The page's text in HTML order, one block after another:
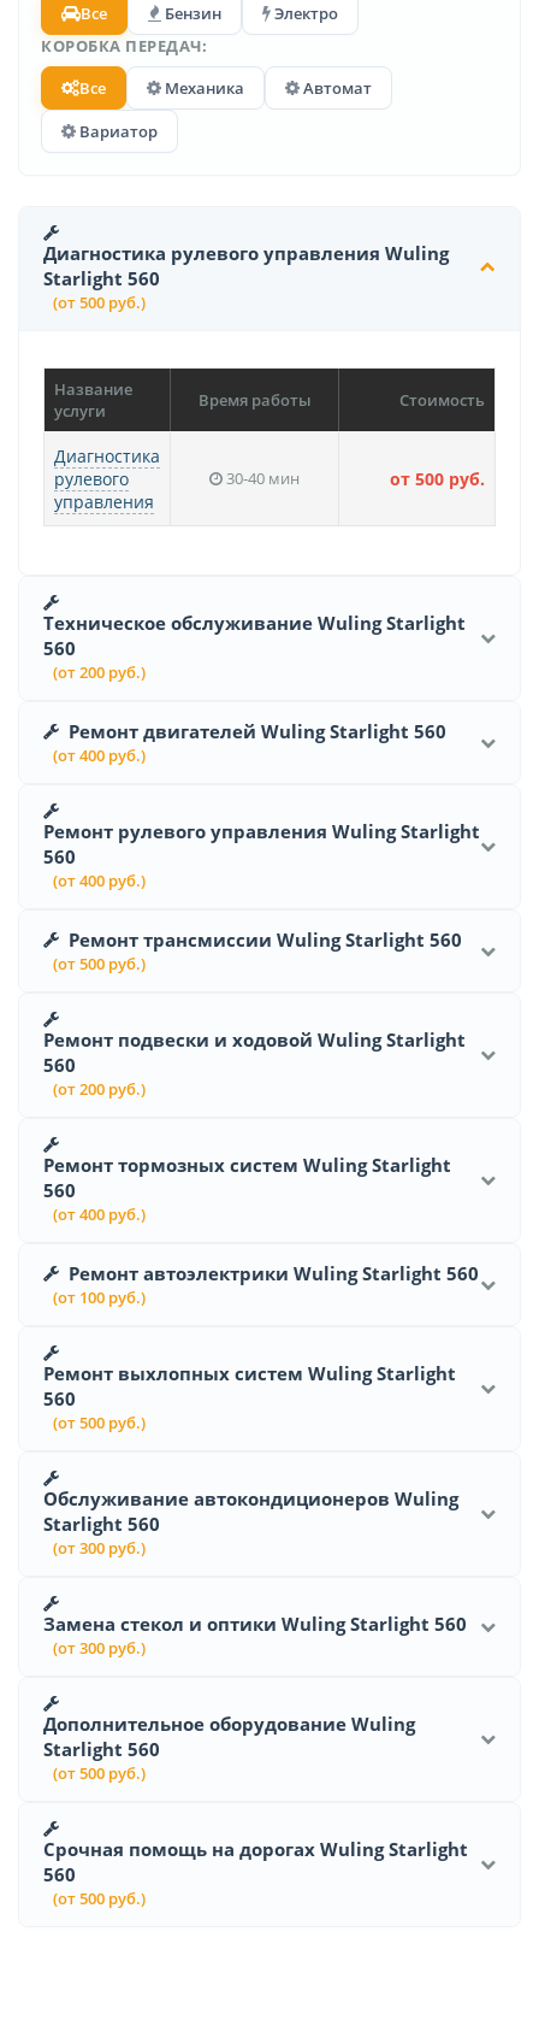
Все
Бензин
Электро
КОРОБКА ПЕРЕДАЧ:
Все
Механика
Автомат
Вариатор
Диагностика рулевого управления Wuling
Starlight 560
(от 500 руб.)
Название
услуги
Время работы Стоимость
Диагностика
рулевого
управления
30-40 мин от 500 руб.
Техническое обслуживание Wuling Starlight
560
(от 200 руб.)
Ремонт двигателей Wuling Starlight 560
(от 400 руб.)
Ремонт рулевого управления Wuling Starlight
560
(от 400 руб.)
Ремонт трансмиссии Wuling Starlight 560
(от 500 руб.)
Ремонт подвески и ходовой Wuling Starlight
560
(от 200 руб.)
Ремонт тормозных систем Wuling Starlight
560
(от 400 руб.)
Ремонт автоэлектрики Wuling Starlight 560
(от 100 руб.)
Ремонт выхлопных систем Wuling Starlight
560
(от 500 руб.)
Обслуживание автокондиционеров Wuling
Starlight 560
(от 300 руб.)
Замена стекол и оптики Wuling Starlight 560
(от 300 руб.)
Дополнительное оборудование Wuling
Starlight 560
(от 500 руб.)
Срочная помощь на дорогах Wuling Starlight
560
(от 500 руб.)